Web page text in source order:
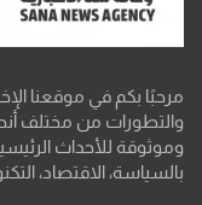
مرحبًا بكم في موقعنا
والتطورات من مختلف
وموثوقة للأحداث
بالسياسة، الاقتصاد،